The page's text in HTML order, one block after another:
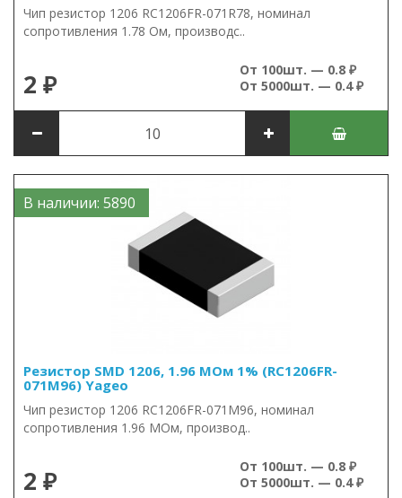
Чип резистор 1206 RC1206FR-071R78, номинал
сопротивления 1.78 Ом, производс..
2 ₽
От 100шт. — 0.8 ₽
От 5000шт. — 0.4 ₽
В наличии: 5890
Резистор SMD 1206, 1.96 МОм 1% (RC1206FR-
071M96) Yageo
Чип резистор 1206 RC1206FR-071M96, номинал
сопротивления 1.96 МОм, производ..
2 ₽
От 100шт. — 0.8 ₽
От 5000шт. — 0.4 ₽